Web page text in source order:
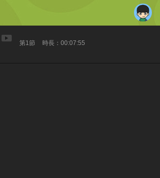
第1節 時長：00:07:55